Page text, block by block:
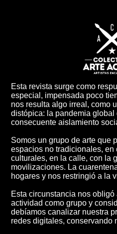
Esta revista surge como
especial, impensada poco
nos resulta algo irreal, como
distópica: la pandemia global
consecuente aislamiento
Somos un grupo de arte que
espacios no tradicionales, en
culturales, en la calle, con la
movilizaciones. La
hogares y nos restringió a la
Esta circunstancia nos obligó
actividad como grupo y
debíamos canalizar nuestra
redes digitales, conservando